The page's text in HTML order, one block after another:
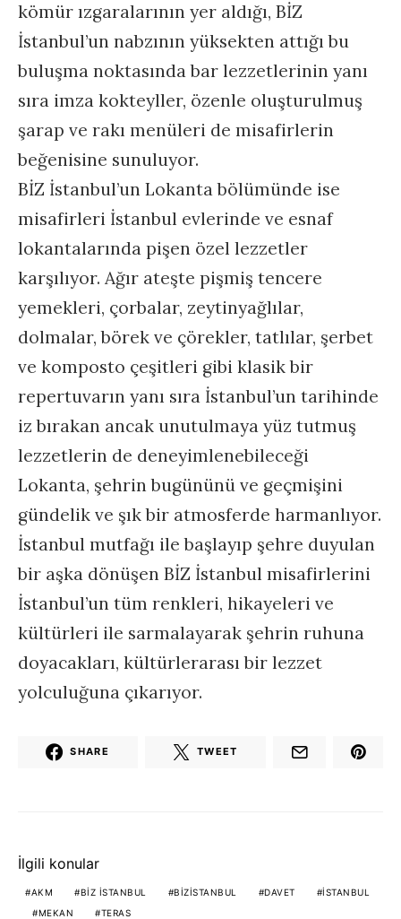
kömür ızgaralarının yer aldığı, BİZ
İstanbul’un nabzının yüksekten attığı bu
buluşma noktasında bar lezzetlerinin yanı
sıra imza kokteyller, özenle oluşturulmuş
şarap ve rakı menüleri de misafirlerin
beğenisine sunuluyor.
BİZ İstanbul’un Lokanta bölümünde ise
misafirleri İstanbul evlerinde ve esnaf
lokantalarında pişen özel lezzetler
karşılıyor. Ağır ateşte pişmiş tencere
yemekleri, çorbalar, zeytinyağlılar,
dolmalar, börek ve çörekler, tatlılar, şerbet
ve komposto çeşitleri gibi klasik bir
repertuvarın yanı sıra İstanbul’un tarihinde
iz bırakan ancak unutulmaya yüz tutmuş
lezzetlerin de deneyimlenebileceği
Lokanta, şehrin bugününü ve geçmişini
gündelik ve şık bir atmosferde harmanlıyor.
İstanbul mutfağı ile başlayıp şehre duyulan
bir aşka dönüşen BİZ İstanbul misafirlerini
İstanbul’un tüm renkleri, hikayeleri ve
kültürleri ile sarmalayarak şehrin ruhuna
doyacakları, kültürlerarası bir lezzet
yolculuğuna çıkarıyor.
SHARE TWEET
İlgili konular
AKM BIZ İSTANBUL BİZİSTANBUL DAVET
İSTANBUL
MEKAN
TERAS